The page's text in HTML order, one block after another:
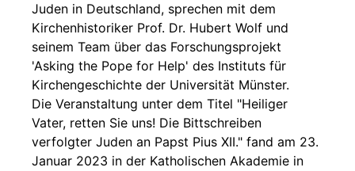
Juden in Deutschland, sprechen mit dem
Kirchenhistoriker Prof. Dr. Hubert Wolf und
seinem Team über das Forschungsprojekt
'Asking the Pope for Help' des Instituts für
Kirchengeschichte der Universität Münster.
Die Veranstaltung unter dem Titel "Heiliger
Vater, retten Sie uns! Die Bittschreiben
verfolgter Juden an Papst Pius XII." fand am 23.
Januar 2023 in der Katholischen Akademie in